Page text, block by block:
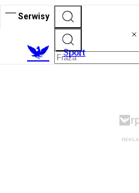
Serwisy
Sport